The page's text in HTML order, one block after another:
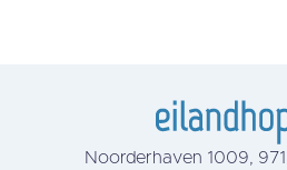
Noorderhaven 1009,